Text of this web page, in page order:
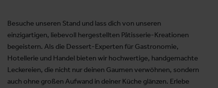
Besuche unseren Stand und lass dich von unseren
einzigartigen, liebevoll hergestellten Pâtisserie-Kreationen
begeistern. Als die Dessert-Experten für Gastronomie,
Hotellerie und Handel bieten wir hochwertige, handgemachte
Leckereien, die nicht nur deinen Gaumen verwöhnen, sondern
auch ohne großen Aufwand in deiner Küche glänzen. Erlebe